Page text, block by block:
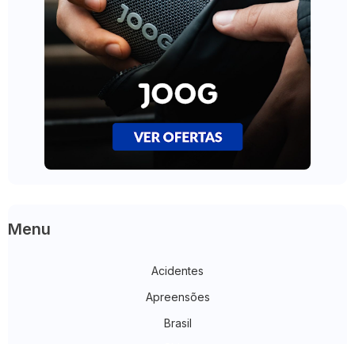
Menu
Acidentes
Apreensões
Brasil